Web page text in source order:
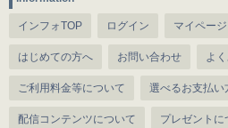
インフォTOP ログイン マイページ
はじめての方へ お問い合わせ よ
ご利用料金等について 選べるお支払い
配信コンテンツについて プレゼントに